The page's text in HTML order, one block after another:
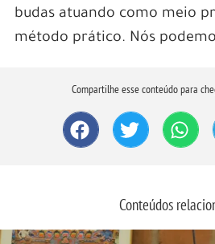
budas atuando como meio
método prático. Nós
Compartilhe esse conteúdo para
Conteúdos